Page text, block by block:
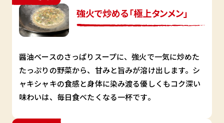
強火で炒める「極上タンメン」
醤油ベースのさっぱりスープに、強火で一気に炒めた
たっぷりの野菜から、甘みと旨みが溶け出します。シ
ャキシャキの食感と身体に染み渡る優しくもコク深い
味わいは、毎日食べたくなる一杯です。